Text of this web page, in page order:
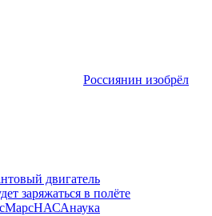
Россиянин изобрёл
двигатель
заряжаться в полёте
МарсНАСАнаука